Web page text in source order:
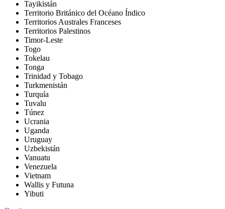
Tayikistán
Territorio Británico del Océano Índico
Territorios Australes Franceses
Territorios Palestinos
Timor-Leste
Togo
Tokelau
Tonga
Trinidad y Tobago
Turkmenistán
Turquía
Tuvalu
Túnez
Ucrania
Uganda
Uruguay
Uzbekistán
Vanuatu
Venezuela
Vietnam
Wallis y Futuna
Yibuti